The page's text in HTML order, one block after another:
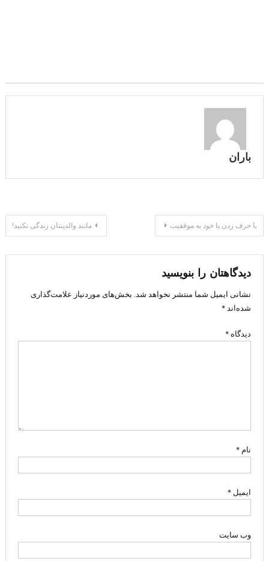
باران
راهبری
نوشته
مانند والدینتان زندگی نکنید! با حرف زدن با خود به موفقیت
دیدگاهتان را بنویسید
نشانی ایمیل شما منتشر نخواهد شد. بخش‌های موردنیاز علامت‌گذاری
شده‌اند*
دیدگاه *
نام*
ایمیل *
وب‌ سایت